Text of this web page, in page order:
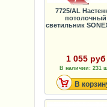
7725/AL
потолочный
светильник
1 055 руб
В наличии: 231
В